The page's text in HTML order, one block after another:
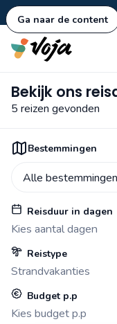
Ga naar de content
Persoonlijke
Bekijk ons
5 reizen gevonden
Bestemmingen
Bestemmingen
Alle bestemmingen
Reisduur in dagen
Kies aantal dagen
Reistype
Strandvakanties
Budget p.p
Kies budget p.p